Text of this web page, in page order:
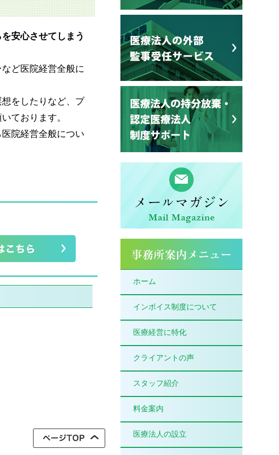
安心させてしまう
ど医院経営全般に
をしたりなど、プ
ております。
院経営全般につい
ホーム
インボイス制度について
医療経営に特化
クライアントの声
スタッフ紹介
料金案内
医療法人の設立